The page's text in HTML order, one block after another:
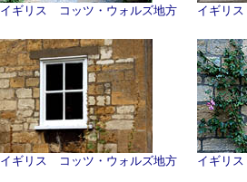
イギリス コッツ・ウォルズ地方 イギリ
イギリス コッツ・ウォルズ地方 イギリ